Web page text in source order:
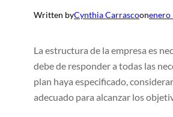
Written byCynthia Carrascoonenero
La estructura de la empresa es
debe de responder a todas las
plan haya especificado,
adecuado para alcanzar los